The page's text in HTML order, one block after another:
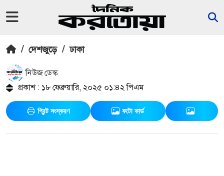
/ দেশজুড়ে / ঢাকা
নিউজ ডেস্ক
প্রকাশ : ১৮ ফেব্রুয়ারি, ২০২৫ ০১:৪২ পিএম
প্রিন্ট সংস্করণ ফটো কার্ড